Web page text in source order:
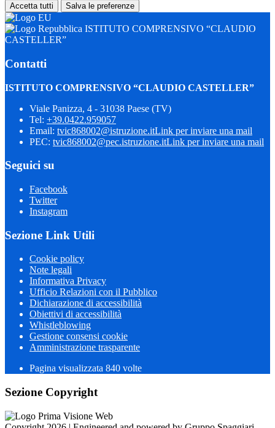
Accetta tutti Salva le preferenze
ISTITUTO COMPRENSIVO “CLAUDIO
CASTELLER”
Contatti
ISTITUTO COMPRENSIVO “CLAUDIO CASTELLER”
Viale Panizza, 4 - 31038 Paese (TV)
Tel: +39.0422.959057
Email: tvic868002@istruzione.itLink per inviare una mail
PEC: tvic868002@pec.istruzione.itLink per inviare una mail
Seguici su
Facebook
Twitter
Instagram
Sezione Link Utili
Cookie policy
Note legali
Informativa Privacy
Ufficio Relazioni con il Pubblico
Dichiarazione di accessibilità
Obiettivi di accessibilità
Whistleblowing
Gestione consensi cookie
Amministrazione trasparente
Pagina visualizzata 840 volte
Sezione Copyright